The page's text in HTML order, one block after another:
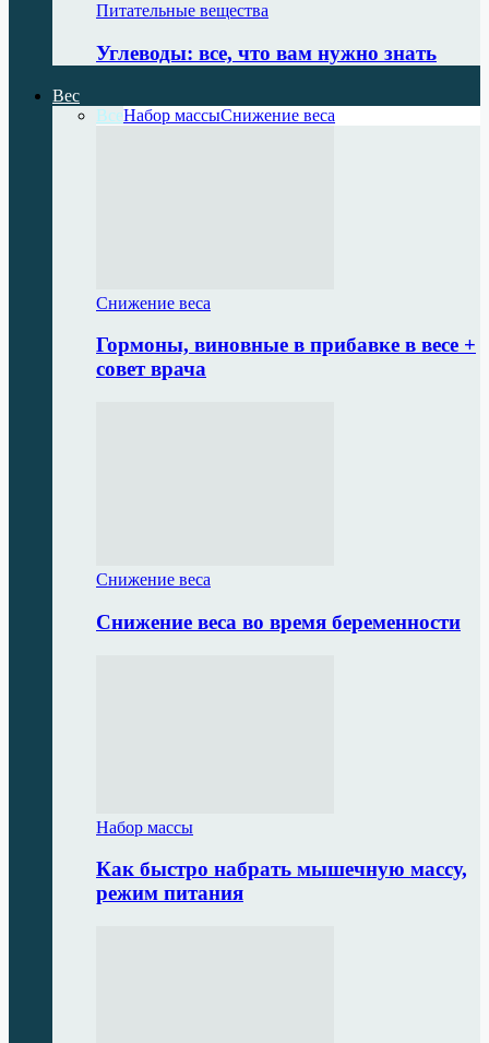
Питательные вещества
Углеводы: все, что вам нужно знать
Вес
ВсеНабор массыСнижение веса
Снижение веса
Гормоны, виновные в прибавке в весе +
совет врача
Снижение веса
Снижение веса во время беременности
Набор массы
Как быстро набрать мышечную массу,
режим питания